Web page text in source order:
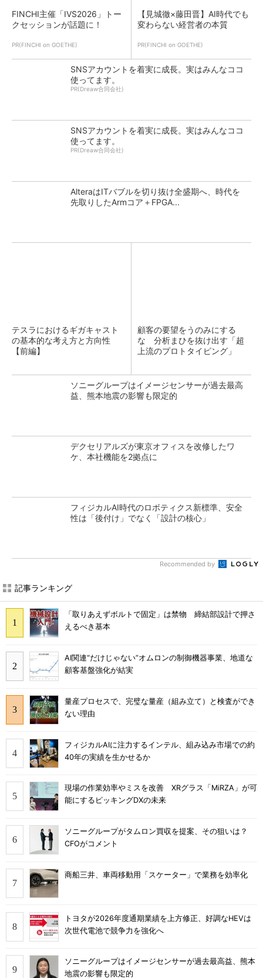
FINCHI主催「IVS2026」トー
クセッションが話題に！
PR(FINCHI on GOETHE)
【見城徹×藤田晋】AI時代でも
変わらない経営者の本質
PR(FINCHI on GOETHE)
SNSアカウントを着実に成長。実はみんなココ
使ってます。
PR(Dreaw合同会社)
SNSアカウントを着実に成長。実はみんなココ
使ってます。
PR(Dreaw合同会社)
AlteraはITバブルを切り抜け全盛期へ、時代を
先取りしたArmコア＋FPGA...
テスラにおけるギガキャスト
の基本的な考え方と方向性
【前編】
顧客の要望をうのみにする
な 分析まひを抜け出す「超
上流のプロトタイピング」
ソニーグループはイメージセンサーが過去最高
益、熊本地震の影響も限定的
デクセリアルズが東京オフィスを改修したワ
ケ、本社機能を2拠点に
フィジカルAI時代のロボティクス新標準、安全
性は「後付け」でなく「設計の核心」
Recommended by
記事ランキング
「取りあえずボルトで固定」は禁物 締結部設計で押さ
えるべき基本
AI関連“だけじゃない”オムロンの制御機器事業、地道な
顧客基盤強化が結実
量産プロセスで、完璧な量産（組み立て）と検査ができ
ない理由
フィジカルAIに注力するインテル、組み込み市場での約
40年の実績を生かせるか
現場の作業効率やミスを改善 XRグラス「MiRZA」が可
能にするピッキングDXの未来
ソニーグループがタムロン買収を提案、その狙いは？
CFOがコメント
商船三井、車両移動用「スケーター」で業務を効率化
トヨタが2026年度通期業績を上方修正、好調なHEVは
次世代電池で競争力を強化へ
ソニーグループはイメージセンサーが過去最高益、熊本
地震の影響も限定的